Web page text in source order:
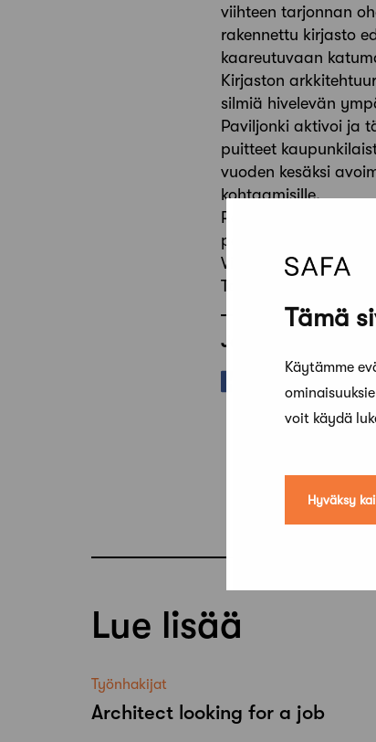
Tämä
Käytämme
voit käydä
Hyväksy
viihteen tarjonnan
rakennettu kirjasto
kaareutuvaan
Kirjaston
silmiä hivelevän
Paviljonki aktivoi ja
puitteet
vuoden kesäksi
kohtaamisille.
peruskorjauksen
Vilholan
Takaisin
Jaa artikkeli
Lue lisää
Työnhakijat
Architect looking for a job